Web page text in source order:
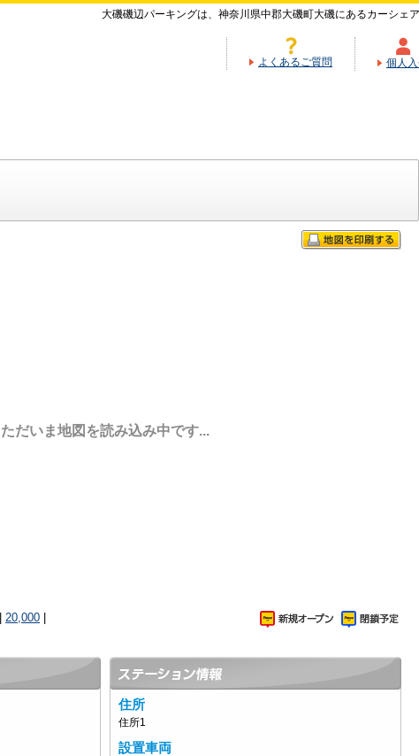
大磯磯辺パーキングは、神奈川県中郡大磯町大磯にあるカーシェ
よくあるご質問 個人
ただいま地図を読み込み中です...
20,000
住所
住所1
設置車両